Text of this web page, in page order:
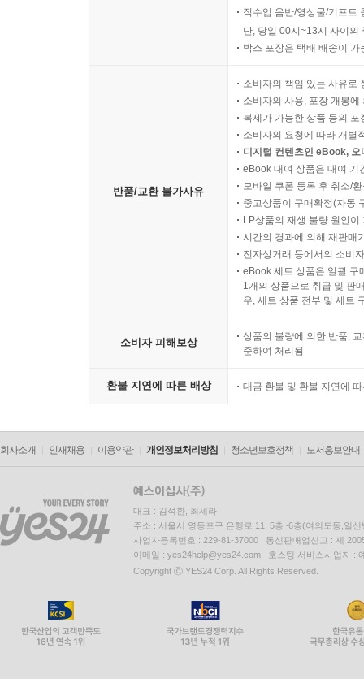
직수입 음반/영상물/기프트
단, 당일 00시~13시 사이의
박스 포장은 택배 배송이
반품/교환 불가사유
소비자의 책임 있는 사유로
소비자의 사용, 포장 개봉
복제가 가능한 상품 등의
소비자의 요청에 따라 개별
디지털 컨텐츠인 eBook,
eBook 대여 상품은 대여 기
모바일 쿠폰 등록 후 취소/
중고상품이 구매확정(자동
LP상품의 재생 불량 원인
시간의 경과에 의해 재판매
전자상거래 등에서의 소비
eBook 세트 상품은 일괄 구
1개의 상품으로 취급 및 판
우, 세트 상품 전부 및 세트
소비자 피해보상
상품의 불량에 의한 반품,
준하여 처리됨
환불 지연에 따른 배상 대금 환불 및 환불 지연에
회사소개 인재채용 이용약관 개인정보처리방침 청소년보호정책 도서홍보안내
대표 : 김석환, 최세라
주소 : 서울시 영등포구 은행로 11, 5층~6층(여의도동,일신
사업자등록번호 : 229-81-37000 통신판매업신고 : 제
이메일 : yes24help@yes24.com 호스팅 서비스사업자 :
Copyright ⓒ YES24 Corp. All Rights Reserved.